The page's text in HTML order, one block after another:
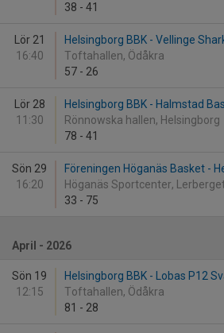
38 - 41
Lör 21
16:40
Helsingborg BBK - Vellinge
Toftahallen, Ödåkra
57 - 26
Lör 28
11:30
Helsingborg BBK - Halmstad
Rönnowska hallen, Helsingborg
78 - 41
Sön 29
16:20
Föreningen Höganäs Basket -
Höganäs Sportcenter, Lerberget
33 - 75
April - 2026
Sön 19
12:15
Helsingborg BBK - Lobas P12
Toftahallen, Ödåkra
81 - 28